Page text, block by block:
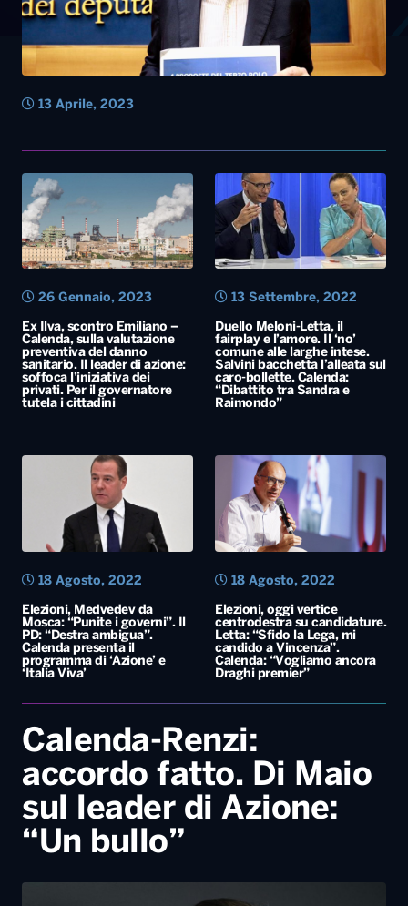
Ex Ilva, scontro Emiliano –
Calenda, sulla valutazione
preventiva del danno
sanitario. Il leader di azione:
soffoca l’iniziativa dei
privati. Per il governatore
tutela i cittadini
26 Gennaio, 2023
Duello Meloni-Letta, il
fairplay e l’amore. Il ‘no’
comune alle larghe intese.
Salvini bacchetta l’alleata sul
caro-bollette. Calenda:
“Dibattito tra Sandra e
Raimondo”
13 Settembre, 2022
Elezioni, Medvedev da
Mosca: “Punite i governi”. Il
PD: “Destra ambigua”.
Calenda presenta il
programma di ‘Azione’ e
‘Italia Viva’
18 Agosto, 2022
Elezioni, oggi vertice
centrodestra su candidature.
Letta: “Sfido la Lega, mi
candido a Vincenza”.
Calenda: “Vogliamo ancora
Draghi premier”
18 Agosto, 2022
Calenda-Renzi:
accordo fatto. Di Maio
sul leader di Azione:
“Un bullo”